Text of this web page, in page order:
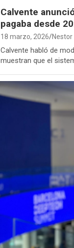
Calvente
pagaba desde
18 marzo, 2026
Calvente habló de
muestran que el